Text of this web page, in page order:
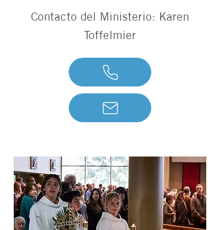
Contacto del Ministerio: Karen
Toffelmier